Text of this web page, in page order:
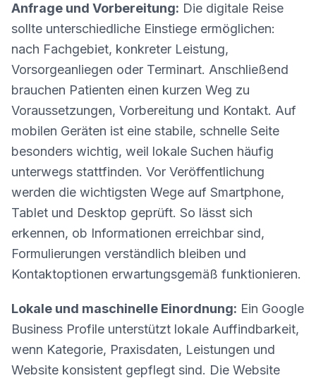
Anfrage und Vorbereitung: Die digitale Reise
sollte unterschiedliche Einstiege ermöglichen:
nach Fachgebiet, konkreter Leistung,
Vorsorgeanliegen oder Terminart. Anschließend
brauchen Patienten einen kurzen Weg zu
Voraussetzungen, Vorbereitung und Kontakt. Auf
mobilen Geräten ist eine stabile, schnelle Seite
besonders wichtig, weil lokale Suchen häufig
unterwegs stattfinden. Vor Veröffentlichung
werden die wichtigsten Wege auf Smartphone,
Tablet und Desktop geprüft. So lässt sich
erkennen, ob Informationen erreichbar sind,
Formulierungen verständlich bleiben und
Kontaktoptionen erwartungsgemäß funktionieren.
Lokale und maschinelle Einordnung: Ein Google
Business Profile unterstützt lokale Auffindbarkeit,
wenn Kategorie, Praxisdaten, Leistungen und
Website konsistent gepflegt sind. Die Website